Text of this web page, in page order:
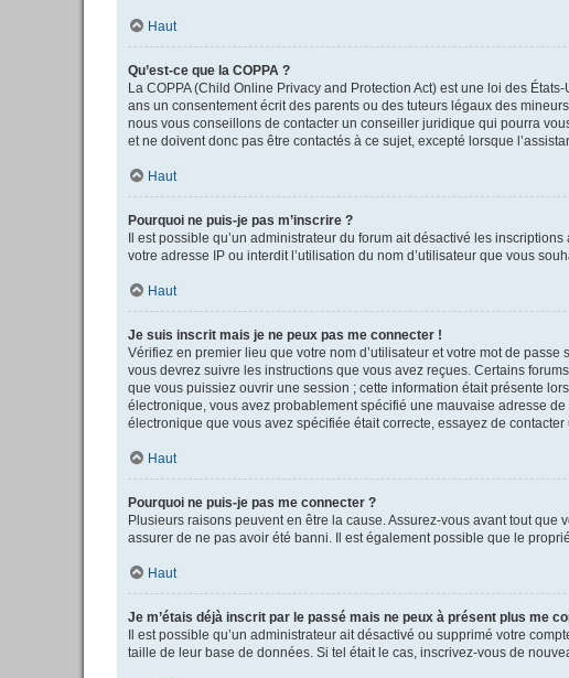
Haut
Qu’est-ce que la COPPA ?
La COPPA (Child Online Privacy and Protection Act) est une loi des
ans un consentement écrit des parents ou des tuteurs légaux des
nous vous conseillons de contacter un conseiller juridique qui pourra
et ne doivent donc pas être contactés à ce sujet, excepté lorsque
Haut
Pourquoi ne puis-je pas m’inscrire ?
Il est possible qu’un administrateur du forum ait désactivé les
votre adresse IP ou interdit l’utilisation du nom d’utilisateur que vous
Haut
Je suis inscrit mais je ne peux pas me connecter !
Vérifiez en premier lieu que votre nom d’utilisateur et votre mot de
vous devrez suivre les instructions que vous avez reçues. Certains
que vous puissiez ouvrir une session ; cette information était présente
électronique, vous avez probablement spécifié une mauvaise adresse
électronique que vous avez spécifiée était correcte, essayez de contacter
Haut
Pourquoi ne puis-je pas me connecter ?
Plusieurs raisons peuvent en être la cause. Assurez-vous avant tout que
assurer de ne pas avoir été banni. Il est également possible que le
Haut
Je m’étais déjà inscrit par le passé mais ne peux à présent plus me
Il est possible qu’un administrateur ait désactivé ou supprimé votre
taille de leur base de données. Si tel était le cas, inscrivez-vous de